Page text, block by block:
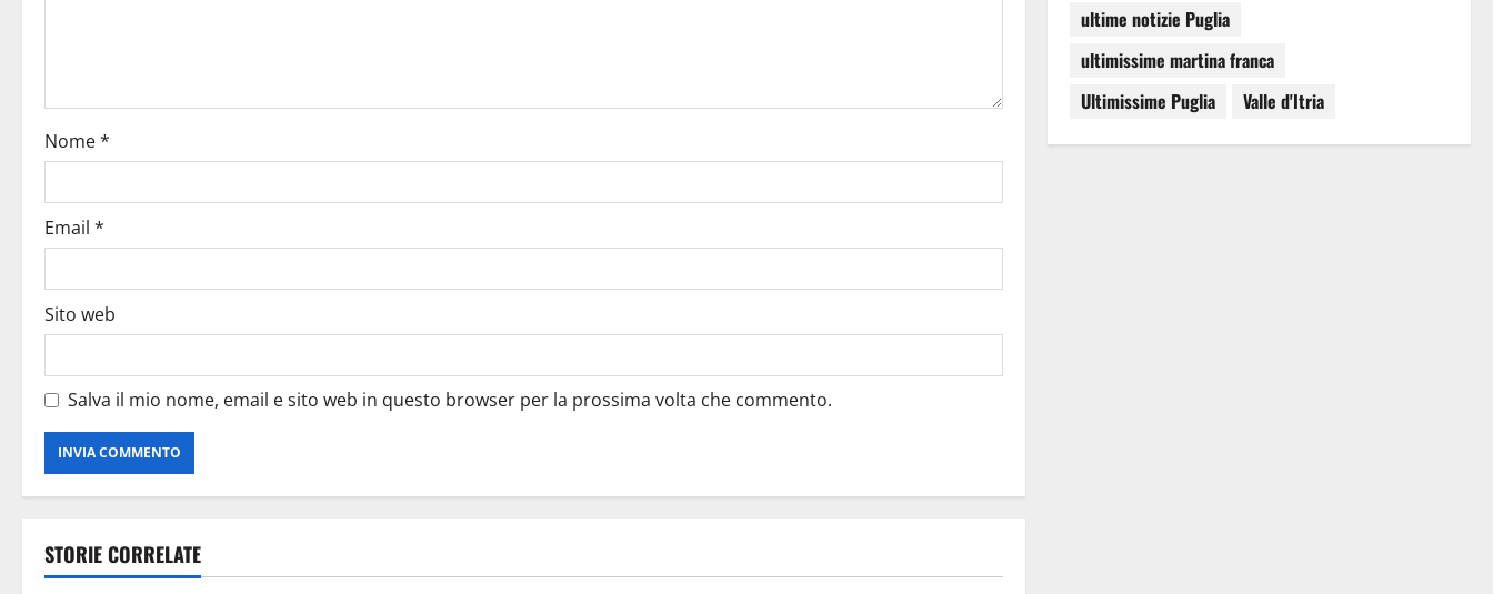
Nome*
Email *
Sito web
Salva il mio nome, email e sito web in questo browser per la prossima volta che commento.
STORIE CORRELATE
ultime notizie Puglia
ultimissime martina franca
Ultimissime Puglia
Valle d'Itria